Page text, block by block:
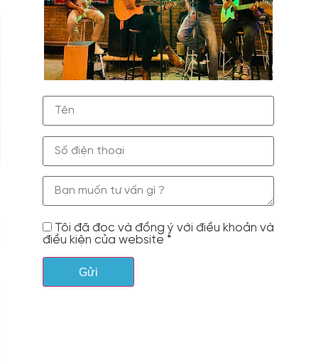
Tôi đã đọc và đồng ý với điều khoản và
điều kiện của website *